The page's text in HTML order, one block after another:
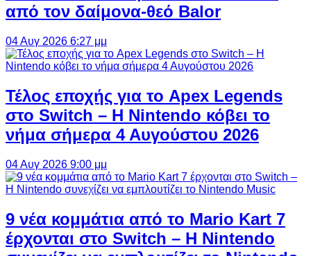
από τον δαίμονα-θεό Balor
04 Αυγ 2026 6:27 μμ
Τέλος εποχής για το Apex Legends
στο Switch – Η Nintendo κόβει το
νήμα σήμερα 4 Αυγούστου 2026
04 Αυγ 2026 9:00 μμ
9 νέα κομμάτια από το Mario Kart 7
έρχονται στο Switch – Η Nintendo